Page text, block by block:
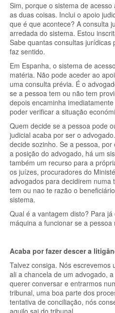
Sim, porque o sistema de
as duas coisas. Inclui o apoio
que é que acontece? A consulta
arredada do sistema. Estou
Sabe quantas consultas jurídicas
faz sentido.
Em Espanha, o sistema de
matéria. Não pode aceder ao
uma consulta prévia. É o
se a pessoa tem ou não tem
depois encaminha
poder verificar a situação
Quem decide se a pessoa pode
judicial acaba por ser o
decide sozinho. Se a pessoa,
a posição do advogado, há um
também um recurso para a
os juízes, procuradores do
advogados para decidirem numa
tem ou nao te razão o
sistema.
Qual é a vantagem disto? Para
máquina a funcionar se a pessoa
Acaba por fazer descer a
Talvez consiga. Nós escrevemos
ali a chancela de um advogado,
querer conversar e entrarmos
tribunal, uma boa parte dos
tentativa de conciliação, nós
aquilo sai do tribunal.